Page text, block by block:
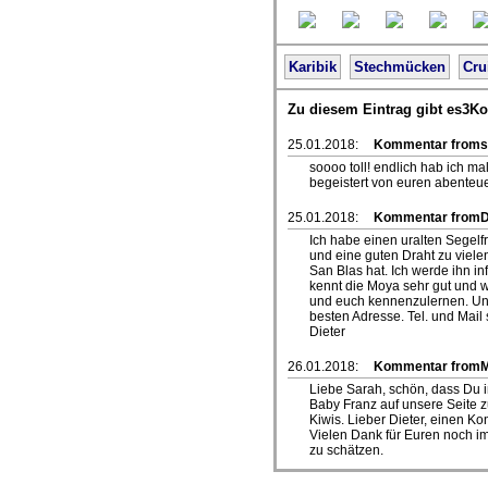
Karibik Stechmücken
Zu diesem Eintrag gibt
25.01.2018:
Kommentar
soooo toll! endlich hab ich
begeistert von euren
25.01.2018:
Kommentar
Ich habe einen uralten
und eine guten Draht zu
San Blas hat. Ich werde ihn
kennt die Moya sehr gut und
und euch kennenzulernen.
besten Adresse. Tel. und
Dieter
26.01.2018:
Kommentar
Liebe Sarah, schön, dass Du
Baby Franz auf unsere Seite
Kiwis. Lieber Dieter, einen
Vielen Dank für Euren noch
zu schätzen.